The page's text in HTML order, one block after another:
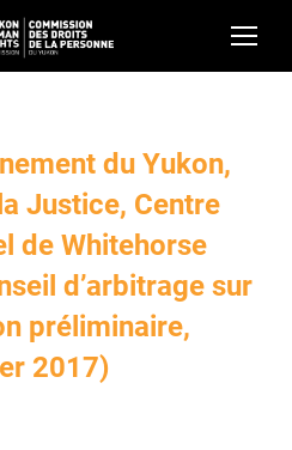
du Yukon,
Justice, Centre
de Whitehorse
d’arbitrage sur
préliminaire,
2017)